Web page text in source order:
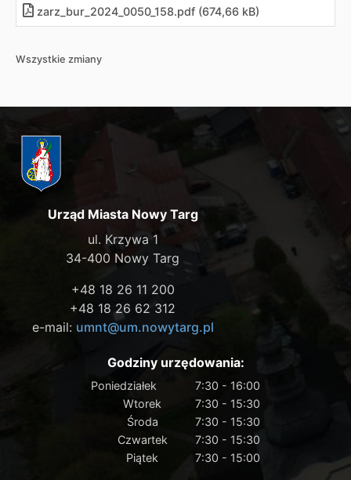
zarz_bur_2024_0050_158.pdf (674,66 kB)
Wszystkie zmiany
Urząd Miasta Nowy Targ
ul. Krzywa 1
34-400 Nowy Targ
+48 18 26 11 200
+48 18 26 62 312
e-mail: umnt@um.nowytarg.pl
Godziny urzędowania:
Poniedziałek
7:30 - 16:00
Wtorek
7:30 - 15:30
Środa
7:30 - 15:30
Czwartek
7:30 - 15:30
Piątek
7:30 - 15:00